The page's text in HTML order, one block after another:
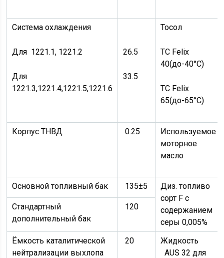
Система охлаждения
Для 1221.1, 1221.2
Для
1221.3,1221.4,1221.5,1221.6
26.5
33.5
Тосол
ТС Felix
40(до-40°С)
ТС Felix
65(до-65°С)
Корпус ТНВД 0.25
Используемое
моторное
масло
Основной топливный бак 135±5
Диз. топливо
сорт F с
содержанием
серы 0,005%
Стандартный
дополнительный бак
120
Ёмкость каталитической
нейтрализации выхлопа
20
Жидкость
AUS 32 для